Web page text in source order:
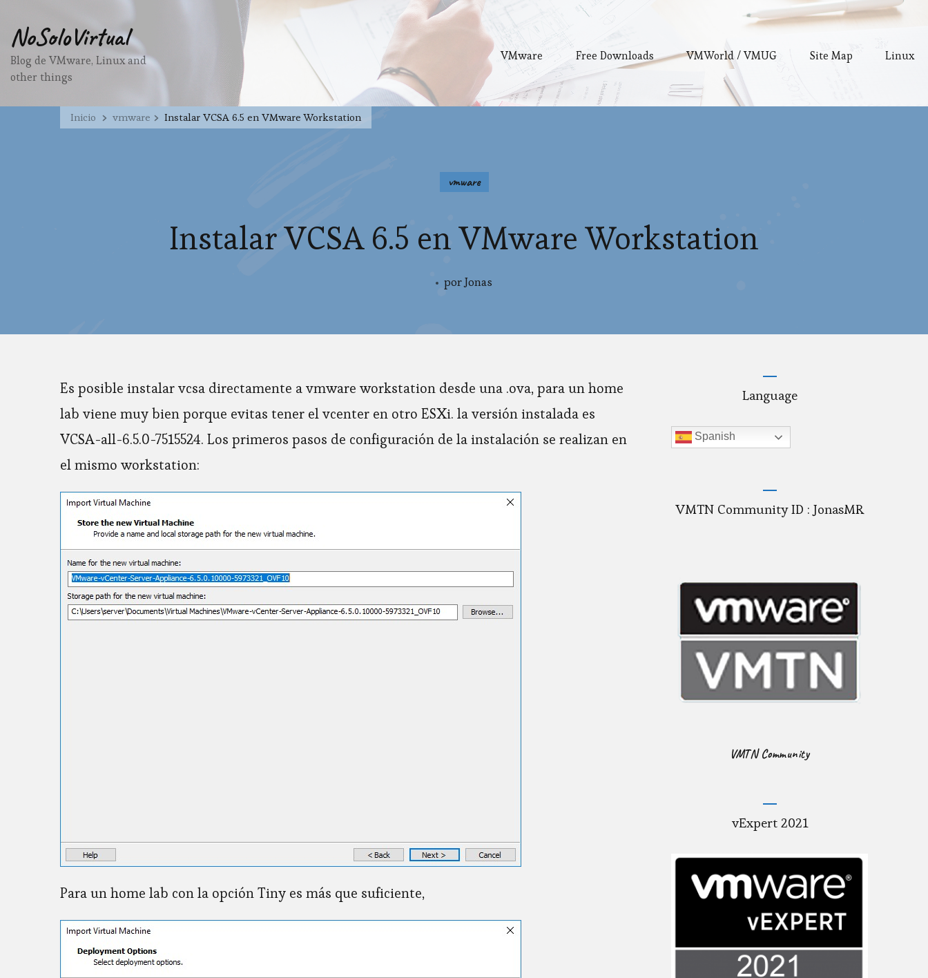
VMware Free Downloads VMWorld / VMUG Site Map Linux
NoSoloVirtual
Blog de VMware, Linux and
other things
Inicio vmware Instalar VCSA 6.5 en VMware Workstation
vmware
Instalar VCSA 6.5 en VMware Workstation
porJonas
Es posible instalar vcsa directamente a vmware workstation desde una .ova, para un home
lab viene muy bien porque evitas tener el vcenter en otro ESXi. la versión instalada es
VCSA-all-6.5.0-7515524. Los primeros pasos de configuración de la instalación se realizan en
el mismo workstation:
Para un home lab con la opción Tiny es más que suficiente,
Language
Spanish
VMTN Community ID : JonasMR
VMTN Community
vExpert 2021